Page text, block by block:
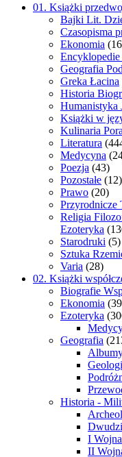
01. Książki
Bajki Lit.
Czasopisma
Ekonomia
Encyklopedie
Geografia
Greka Łacina
Historia
Humanistyka
Książki w
Kulinaria
Literatura
Medycyna
Poezja (43)
Pozostałe (12)
Prawo (20)
Przyrodnicze
Religia
Ezoteryka
Starodruki (5)
Sztuka
Varia (28)
02. Książki
Biografie
Ekonomia
Ezoteryka
Geografia
Historia -
I
II